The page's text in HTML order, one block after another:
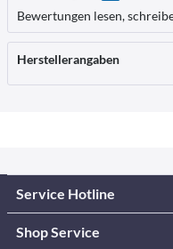
Bewertungen lesen,
Herstellerangaben
Service Hotline
Shop Service